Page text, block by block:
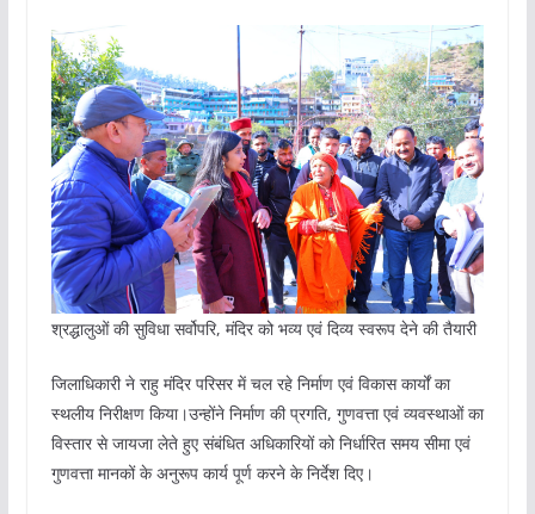
श्रद्धालुओं की सुविधा सर्वोपरि, मंदिर को भव्य एवं दिव्य स्वरूप देने की तैयारी
जिलाधिकारी ने राहु मंदिर परिसर में चल रहे निर्माण एवं विकास कार्यों का
स्थलीय निरीक्षण किया।उन्होंने निर्माण की प्रगति, गुणवत्ता एवं व्यवस्थाओं का
विस्तार से जायजा लेते हुए संबंधित अधिकारियों को निर्धारित समय सीमा एवं
गुणवत्ता मानकों के अनुरूप कार्य पूर्ण करने के निर्देश दिए।